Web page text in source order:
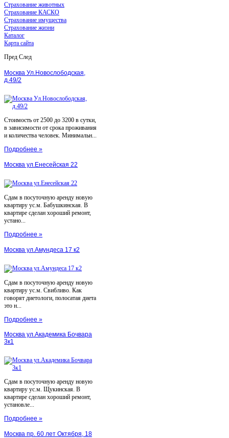
Страхование животных
Страхование КАСКО
Страхование имущества
Страхование жизни
Каталог
Карта сайта
Пред След
Москва Ул.Новослободская,
д.49/2
Стоимость от 2500 до 3200 в сутки,
в зависимости от срока проживания
и количества человек. Минимальн...
Подробнее »
Москва ул.Енесейская 22
Сдам в посуточную аренду новую
квартиру ус.м. Бабушкинская. В
квартире сделан хороший ремонт,
устано...
Подробнее »
Москва ул.Амундеса 17 к2
Сдам в посуточную аренду новую
квартиру ус.м. Свибливо. Как
говорят диетологи, полосатая диета
это н...
Подробнее »
Москва ул.Академика Бочвара
3к1
Сдам в посуточную аренду новую
квартиру ус.м. Щукинская. В
квартире сделан хороший ремонт,
установле...
Подробнее »
Москва пр. 60 лет Октября, 18